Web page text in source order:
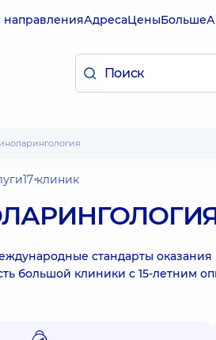
АдресаЦеныБольше
17 клиник
стандарты
большой клиники с 15-летним